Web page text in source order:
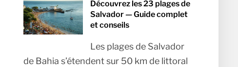
Découvrez les 23 plages de
Salvador — Guide complet
et conseils
Les plages de Salvador
de Bahia s’étendent sur 50 km de littoral